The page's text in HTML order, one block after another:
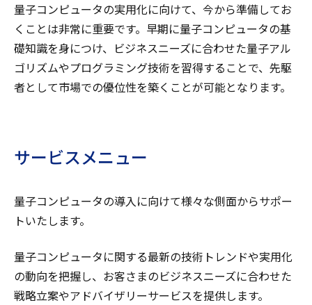
量子コンピュータの実用化に向けて、今から準備してお
くことは非常に重要です。早期に量子コンピュータの基
礎知識を身につけ、ビジネスニーズに合わせた量子アル
ゴリズムやプログラミング技術を習得することで、先駆
者として市場での優位性を築くことが可能となります。
サービスメニュー
量子コンピュータの導入に向けて様々な側面からサポー
トいたします。
量子コンピュータに関する最新の技術トレンドや実用化
の動向を把握し、お客さまのビジネスニーズに合わせた
戦略立案やアドバイザリーサービスを提供します。